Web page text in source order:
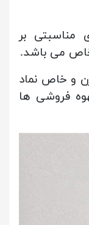
مناسبتی بر
می باشد.
و خاص نماد
فروشی ها